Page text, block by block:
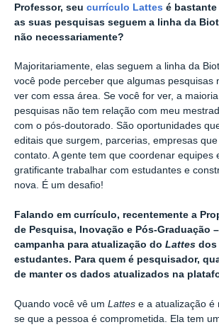
Professor, seu currículo Lattes é
as suas pesquisas seguem a linha da
não necessariamente?
Majoritariamente, elas seguem a linha da
você pode perceber que algumas pesquisas
ver com essa área. Se você for ver, a
pesquisas não tem relação com meu
com o pós-doutorado. São oportunidades
editais que surgem, parcerias, empresas
contato. A gente tem que coordenar equipes
gratificante trabalhar com estudantes e
nova. É um desafio!
Falando em currículo, recentemente a
de Pesquisa, Inovação e Pós-Graduação
campanha para atualização do Lattes dos
estudantes. Para quem é pesquisador,
de manter os dados atualizados na
Quando você vê um Lattes e a atualização é
se que a pessoa é comprometida. Ela tem